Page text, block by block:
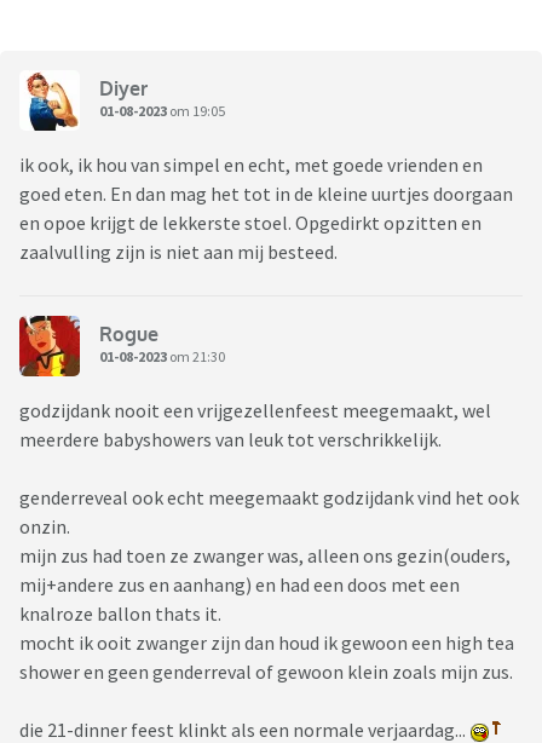
Diyer
01-08-2023 om 19:05
ik ook, ik hou van simpel en echt, met goede vrienden en
goed eten. En dan mag het tot in de kleine uurtjes doorgaan
en opoe krijgt de lekkerste stoel. Opgedirkt opzitten en
zaalvulling zijn is niet aan mij besteed.
Rogue
01-08-2023 om 21:30
godzijdank nooit een vrijgezellenfeest meegemaakt, wel
meerdere babyshowers van leuk tot verschrikkelijk.
genderreveal ook echt meegemaakt godzijdank vind het ook
onzin.
mijn zus had toen ze zwanger was, alleen ons gezin(ouders,
mij+andere zus en aanhang) en had een doos met een
knalroze ballon thats it.
mocht ik ooit zwanger zijn dan houd ik gewoon een high tea
shower en geen genderreval of gewoon klein zoals mijn zus.
die 21-dinner feest klinkt als een normale verjaardag...